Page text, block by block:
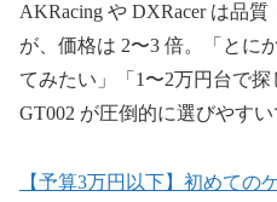
AKRacing や DXRacer は品
が、価格は 2〜3 倍。「とに
てみたい」「1〜2万円台で
GT002 が圧倒的に選びやすい
【予算3万円以下】初めての